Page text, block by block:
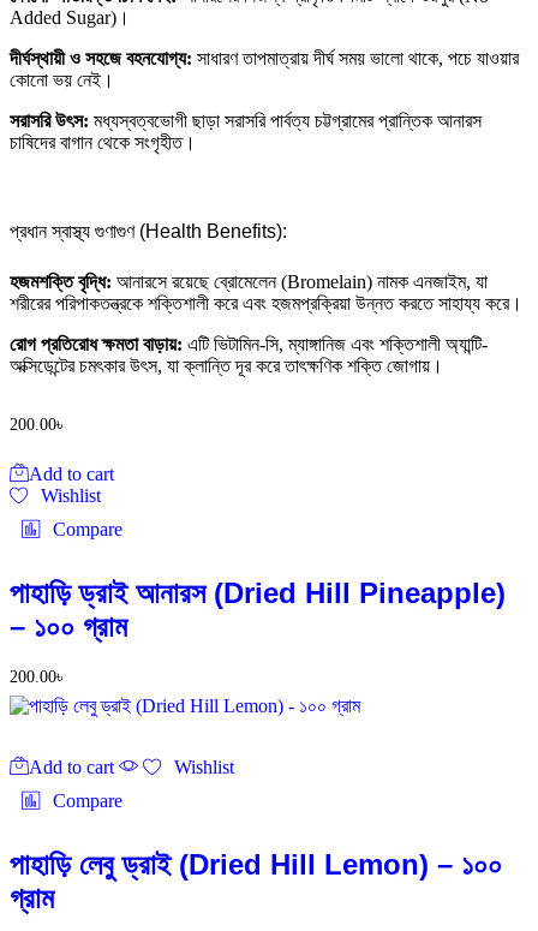
Added Sugar)।
দীর্ঘস্থায়ী ও সহজে বহনযোগ্য: সাধারণ তাপমাত্রায় দীর্ঘ সময় ভালো থাকে, পচে যাওয়ার
কোনো ভয় নেই।
সরাসরি উৎস: মধ্যস্বত্বভোগী ছাড়া সরাসরি পার্বত্য চট্টগ্রামের প্রান্তিক আনারস
চাষিদের বাগান থেকে সংগৃহীত।
প্রধান স্বাস্থ্য গুণাগুণ (Health Benefits):
হজমশক্তি বৃদ্ধি: আনারসে রয়েছে ব্রোমেলেন (Bromelain) নামক এনজাইম, যা
শরীরের পরিপাকতন্ত্রকে শক্তিশালী করে এবং হজমপ্রক্রিয়া উন্নত করতে সাহায্য করে।
রোগ প্রতিরোধ ক্ষমতা বাড়ায়: এটি ভিটামিন-সি, ম্যাঙ্গানিজ এবং শক্তিশালী অ্যান্টি-
অক্সিডেন্টের চমৎকার উৎস, যা ক্লান্তি দূর করে তাৎক্ষণিক শক্তি জোগায়।
200.00৳
Add to cart
Wishlist
Compare
পাহাড়ি ড্রাই আনারস (Dried Hill Pineapple)
– ১০০ গ্রাম
200.00৳
Add to cart
Wishlist
Compare
পাহাড়ি লেবু ড্রাই (Dried Hill Lemon) – ১০০
গ্রাম